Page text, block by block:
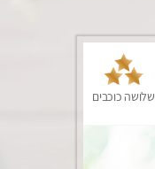
שלושה כוכבים